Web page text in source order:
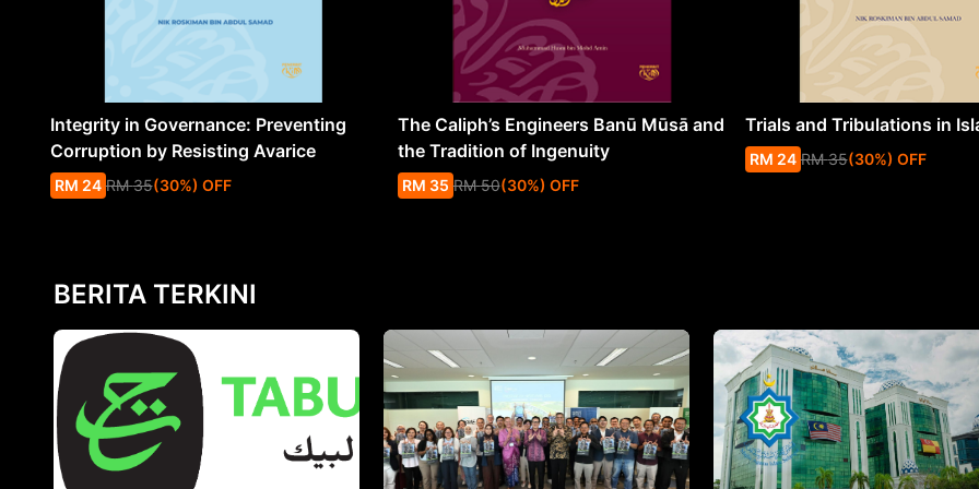
Integrity in Governance: Preventing
Corruption by Resisting Avarice
RM 24 RM 35(30%) OFF
The Caliph’s Engineers Banū Mūsā and
the Tradition of Ingenuity
RM 35 RM 50(30%) OFF
Trials and Tribulations in
RM 24 RM 35(30%) OFF
BERITA TERKINI